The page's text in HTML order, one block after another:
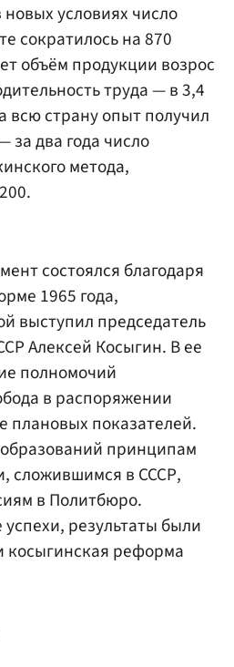
условиях число
сократилось на 870
объём продукции возрос
труда — в 3,4
всю страну опыт получил
за два года число
метода,
состоялся благодаря
1965 года,
выступил председатель
Алексей Косыгин. В ее
полномочий
в распоряжении
показателей.
принципам
сложившимся в СССР,
в Политбюро.
результаты были
реформа